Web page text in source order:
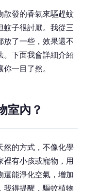
散發的香氣來驅趕蚊
蚊子很討厭。我從三
放了一些，效果還不
。下面我會詳細介紹
一目了然。
室內？
然的方式，不像化學
裡有小孩或寵物，用
還能淨化空氣，增加
我得提醒，驅蚊植物